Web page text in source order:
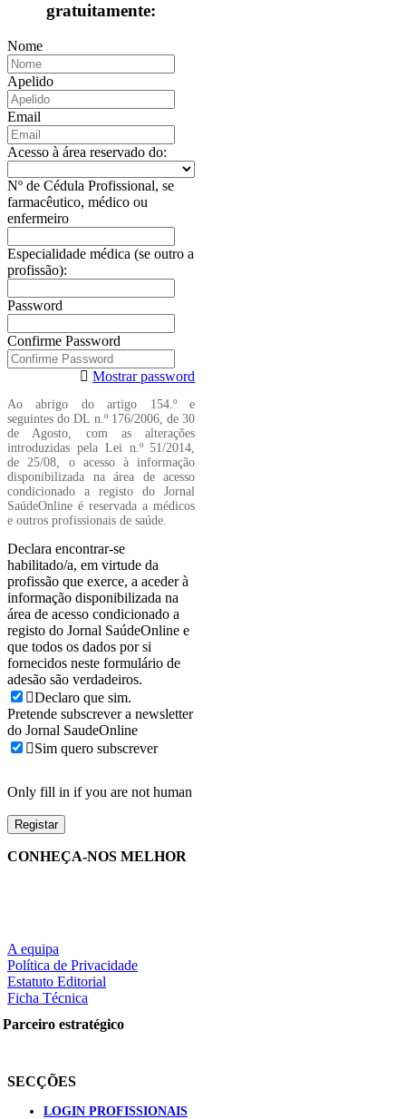
gratuitamente:
Nome
Apelido
Email
Acesso à área reservado do:
Nº de Cédula Profissional, se
farmacêutico, médico ou
enfermeiro
Especialidade médica (se outro a
profissão):
Password
Confirme Password
Mostrar password
Ao abrigo do artigo 154.º e
seguintes do DL n.º 176/2006, de 30
de Agosto, com as alterações
introduzidas pela Lei n.º 51/2014,
de 25/08, o acesso à informação
disponibilizada na área de acesso
condicionado a registo do Jornal
SaúdeOnline é reservada a médicos
e outros profissionais de saúde.
Declara encontrar-se
habilitado/a, em virtude da
profissão que exerce, a aceder à
informação disponibilizada na
área de acesso condicionado a
registo do Jornal SaúdeOnline e
que todos os dados por si
fornecidos neste formulário de
adesão são verdadeiros.
Declaro que sim.
Pretende subscrever a newsletter
do Jornal SaudeOnline
Sim quero subscrever
Only fill in if you are not human
CONHEÇA-NOS MELHOR
A equipa
Política de Privacidade
Estatuto Editorial
Ficha Técnica
Parceiro estratégico
SECÇÕES
LOGIN PROFISSIONAIS